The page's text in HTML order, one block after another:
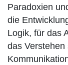
Paradoxien
die
Logik, für das
das